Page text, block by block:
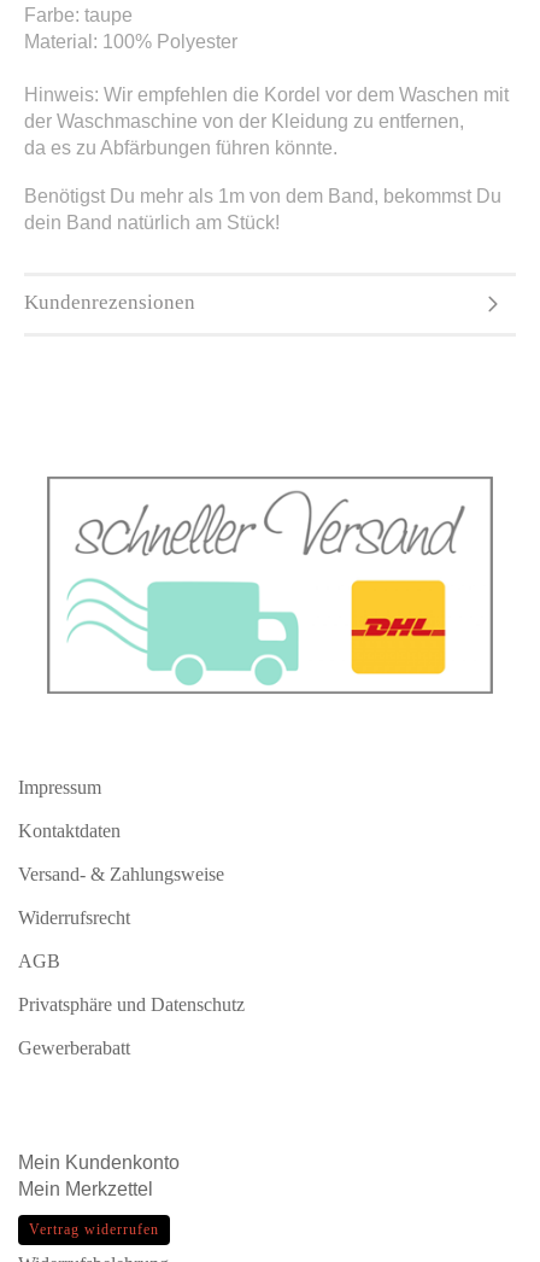
Farbe: taupe
Material: 100% Polyester
Hinweis: Wir empfehlen die Kordel vor dem Waschen mit
der Waschmaschine von der Kleidung zu entfernen,
​da es zu Abfärbungen führen könnte.
Benötigst Du mehr als 1m von dem Band, bekommst Du
dein Band natürlich am Stück!
Kundenrezensionen
Impressum
Kontaktdaten
Versand- & Zahlungsweise
Widerrufsrecht
AGB
Privatsphäre und Datenschutz
Gewerberabatt
Mein Kundenkonto
Mein Merkzettel
Vertrag widerrufen